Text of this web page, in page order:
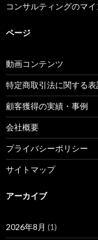
コンサルティングのマイ
ページ
動画コンテンツ
特定商取引法に関する表
顧客獲得の実績・事例
会社概要
プライバシーポリシー
サイトマップ
アーカイブ
2026年8月 (1)